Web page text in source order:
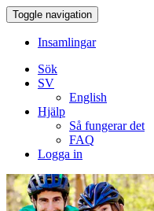
Toggle navigation
Insamlingar
Sök
SV
English
Hjälp
Så fungerar det
FAQ
Logga in